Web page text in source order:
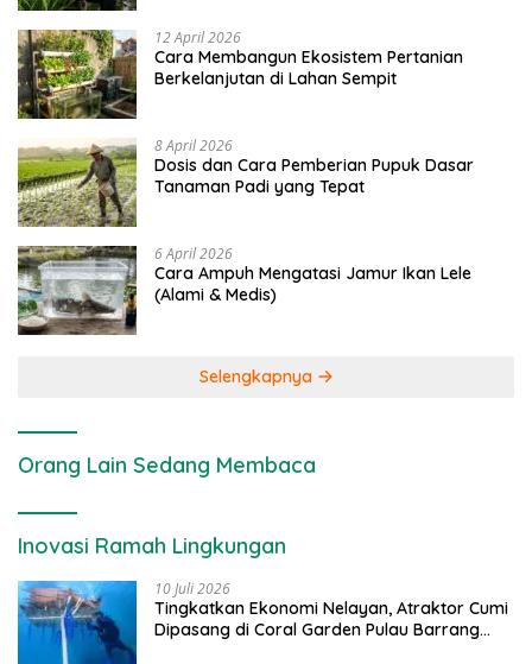
12 April 2026
Cara Membangun Ekosistem Pertanian
Berkelanjutan di Lahan Sempit
8 April 2026
Dosis dan Cara Pemberian Pupuk Dasar
Tanaman Padi yang Tepat
6 April 2026
Cara Ampuh Mengatasi Jamur Ikan Lele
(Alami & Medis)
Selengkapnya
Orang Lain Sedang Membaca
Inovasi Ramah Lingkungan
10 Juli 2026
Tingkatkan Ekonomi Nelayan, Atraktor Cumi
Dipasang di Coral Garden Pulau Barrang